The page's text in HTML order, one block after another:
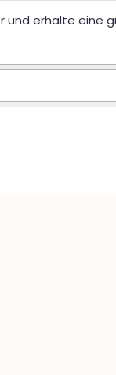
und erhalte eine